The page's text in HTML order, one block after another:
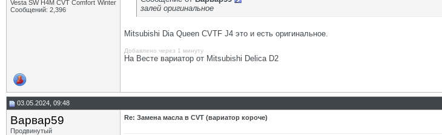
Vesta SW H4M CVT Comfort Winter
Сообщений: 2,396
залей оригинальное
Mitsubishi Dia Queen CVTF J4 это и есть оригинальное.
Добавлено через 1 минуту
На Весте вариатор от Mitsubishi Delica D2
03.05.2024, 09:48
Варвар59
Продвинутый
Re: Замена масла в CVT (вариатор короче)